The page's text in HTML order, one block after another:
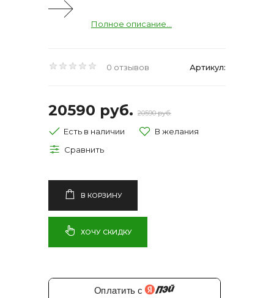
Полное описание...
0 отзывов Артикул:
20590 руб. 20590 руб.
Есть в наличии
В КОРЗИНУ
ХОЧУ СКИДКУ